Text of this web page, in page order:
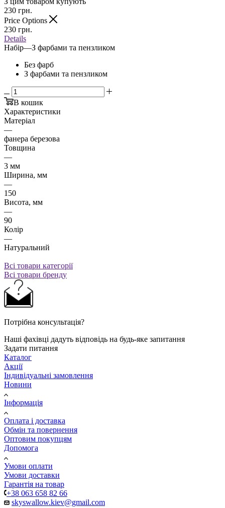
230 грн.
Price Options
230 грн.
Details
Набір—З фарбами та пензликом
Без фарб
З фарбами та пензликом
В кошик
Характеристики
Матеріал
—
фанера березова
Товщина
—
3 мм
Ширина, мм
—
150
Висота, мм
—
90
Колір
—
Натуральний
Всі товари категорії
Всі товари бренду
Потрібна консультація?
Наші фахівці дадуть відповідь на будь-яке запитання
Задати питання
Каталог
Акції
Індивідуальні замовлення
Новини
Інформація
Оплата і доставка
Обмін та повернення
Оптовим покупцям
Допомога
Умови оплати
Умови доставки
Гарантія на товар
+38 063 658 82 66
skyswallow.kiev@gmail.com